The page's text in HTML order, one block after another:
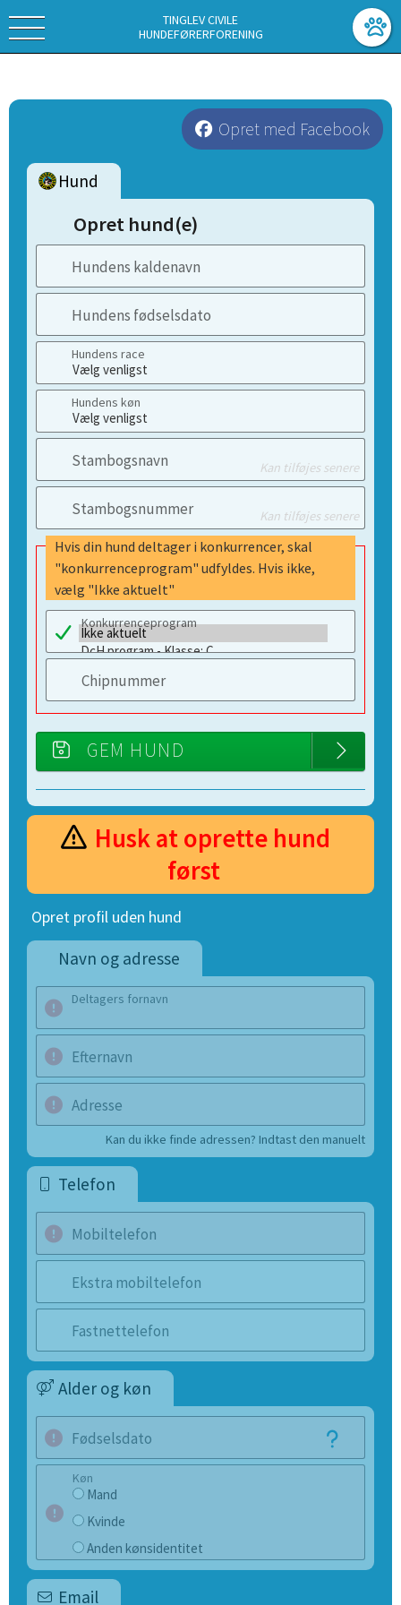
TINGLEV CIVILE
HUNDEFØRERFORENING
Opret med Facebook
Hund
Opret hund(e)
Hundens kaldenavn
Hundens fødselsdato
Hundens race
Hundens køn
Stambogsnavn Kan tilføjes senere
Stambogsnummer Kan tilføjes senere
Hvis din hund deltager i konkurrencer, skal
"konkurrenceprogram" udfyldes. Hvis ikke,
vælg "Ikke aktuelt"
Konkurrenceprogram
Chipnummer
GEM HUND
Husk at oprette hund
først
Opret profil uden hund
Navn og adresse
Deltagers fornavn
Efternavn
Adresse
Kan du ikke finde adressen? Indtast den manuelt
Telefon
Mobiltelefon
Ekstra mobiltelefon
Fastnettelefon
Alder og køn
Fødselsdato
Køn
Mand
Kvinde
Anden kønsidentitet
Email